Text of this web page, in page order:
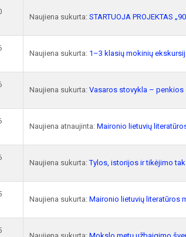
Naujiena sukurta: STARTUOJA PROJEKTAS
Naujiena sukurta: 1–3 klasių mokinių
Naujiena sukurta: Vasaros stovykla –
Naujiena atnaujinta: Maironio lietuvių
Naujiena sukurta:Tylos, istorijos ir tikėjimo
Naujiena sukurta: Maironio lietuvių literatūros